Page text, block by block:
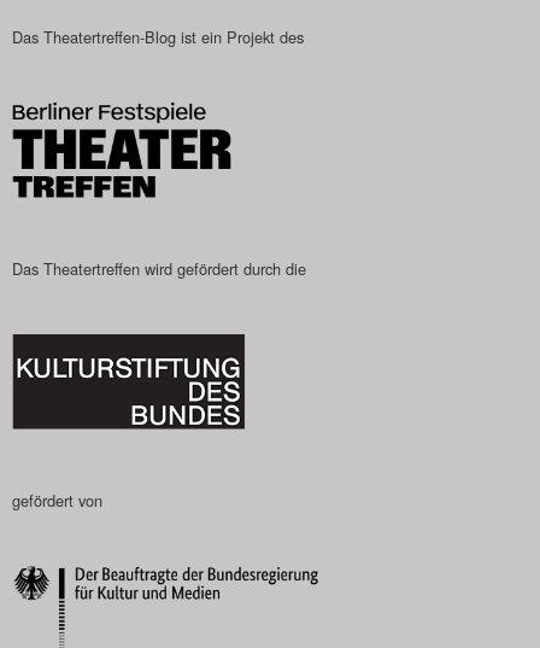
Das Theatertreffen-Blog
Das Theatertreffen-Blog
Das Theatertreffen-Blog
Das Theatertreffen-Blog
Archiv
Search
Das Theatertreffen-Blog ist ein Projekt des
Das Theatertreffen wird gefördert durch die
gefördert von